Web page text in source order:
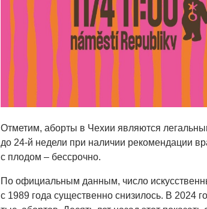
Отметим, аборты в Чехии являются
до 24-й недели при наличии рекомендации
с плодом – бессрочно.
По официальным данным, число
с 1989 года существенно снизилось. В 2024